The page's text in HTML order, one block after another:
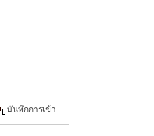
บันทึกการเข้า